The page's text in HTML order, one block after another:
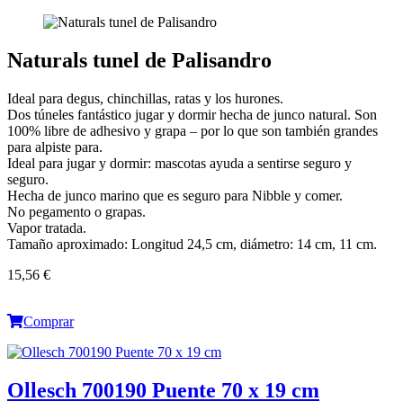
Naturals tunel de Palisandro
Ideal para degus, chinchillas, ratas y los hurones.
Dos túneles fantástico jugar y dormir hecha de junco natural. Son
100% libre de adhesivo y grapa – por lo que son también grandes
para alpiste para.
Ideal para jugar y dormir: mascotas ayuda a sentirse seguro y
seguro.
Hecha de junco marino que es seguro para Nibble y comer.
No pegamento o grapas.
Vapor tratada.
Tamaño aproximado: Longitud 24,5 cm, diámetro: 14 cm, 11 cm.
15,56 €
Comprar
Ollesch 700190 Puente 70 x 19 cm